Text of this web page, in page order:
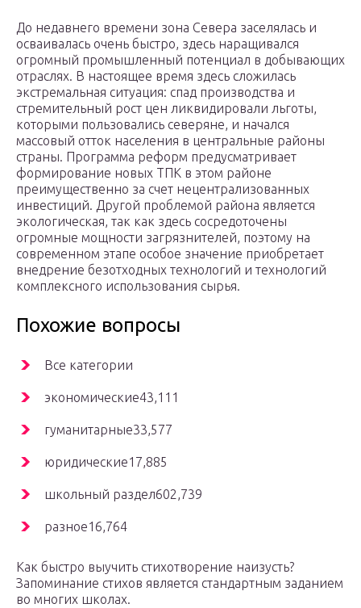
До недавнего времени зона Севера заселялась и
осваивалась очень быстро, здесь наращивался
огромный промышленный потенциал в добывающих
отраслях. В настоящее время здесь сложилась
экстремальная ситуация: спад производства и
стремительный рост цен ликвидировали льготы,
которыми пользовались северяне, и начался
массовый отток населения в центральные районы
страны. Программа реформ предусматривает
формирование новых ТПК в этом районе
преимущественно за счет нецентрализованных
инвестиций. Другой проблемой района является
экологическая, так как здесь сосредоточены
огромные мощности загрязнителей, поэтому на
современном этапе особое значение приобретает
внедрение безотходных технологий и технологий
комплексного использования сырья.
Похожие вопросы
Все категории
экономические43,111
гуманитарные33,577
юридические17,885
школьный раздел602,739
разное16,764
Как быстро выучить стихотворение наизусть?
Запоминание стихов является стандартным заданием
во многих школах.